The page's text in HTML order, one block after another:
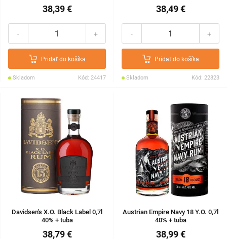
38,39 €
- +
Pridať do košíka
Skladom Kód: 24417
38,49 €
- +
Pridať do košíka
Skladom Kód: 22823
Davidsen's X.O. Black Label 0,7l
40% + tuba
38,79 €
Austrian Empire Navy 18 Y.O. 0,7l
40% + tuba
38,99 €